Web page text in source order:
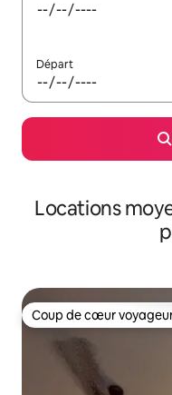
Départ
Locations
Coup de cœur
Coup de cœur